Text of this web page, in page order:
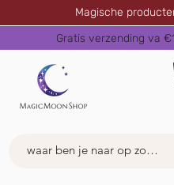
Magische
Gratis verzending va